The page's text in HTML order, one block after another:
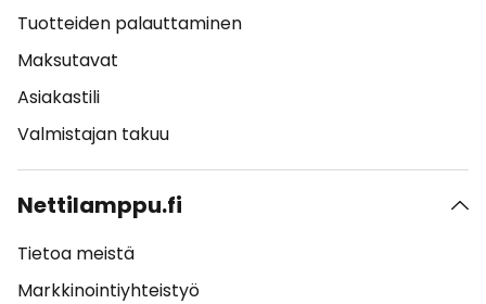
Tuotteiden palauttaminen
Maksutavat
Asiakastili
Valmistajan takuu
Nettilamppu.fi
Tietoa meistä
Markkinointiyhteistyö